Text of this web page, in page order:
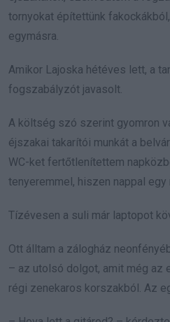
tornyokat építettünk
egymásra.
Amikor Lajoska hétéves lett, a
fogszabályzót javasolt.
A költség szó szerint gyomron
éjszakai takarítói munkát a
WC-ket fertőtlenítettem
tenyeremmel, hiszen nappal egy
Tízévesen a suli már laptopot
Ott álltam a zálogház
– az utolsó dolgot, amit még az
régi zenekaros korszakból. Az